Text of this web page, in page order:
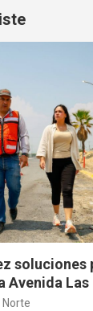
soluciones
Avenida Las